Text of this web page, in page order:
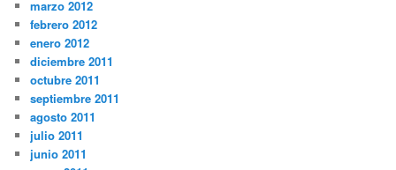
marzo 2012
febrero 2012
enero 2012
diciembre 2011
octubre 2011
septiembre 2011
agosto 2011
julio 2011
junio 2011